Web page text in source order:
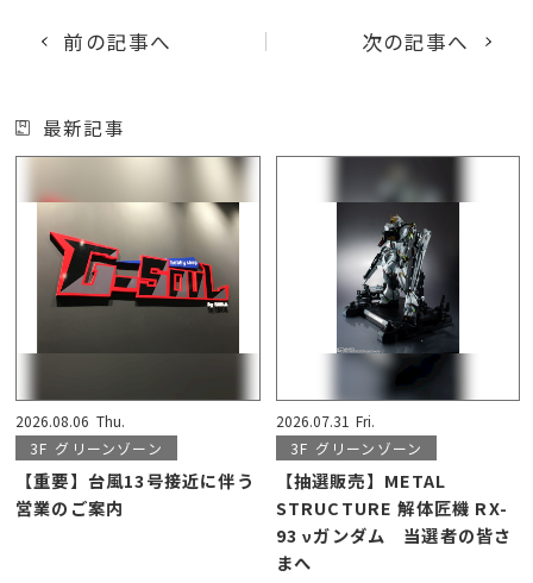
前の記事へ 次の記事へ
最新記事
2026.08.06 Thu.
3F グリーンゾーン
【重要】台風13号接近に伴う
営業のご案内
2026.07.31 Fri.
3F グリーンゾーン
【抽選販売】METAL
STRUCTURE 解体匠機 RX-
93 νガンダム 当選者の皆さ
まへ